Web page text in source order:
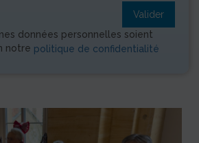
Valider
données personnelles soient
notre politique de confidentialité